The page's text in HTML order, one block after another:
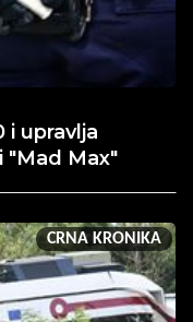
i upravlja
"Mad Max"
CRNA KRONIKA